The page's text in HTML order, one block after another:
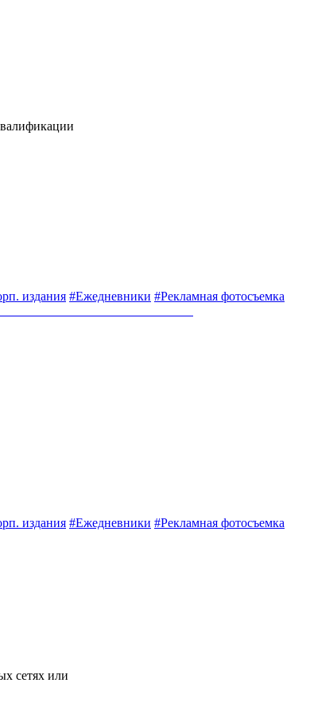
издания #Ежедневники #Рекламная фотосъемка
издания #Ежедневники #Рекламная фотосъемка
сетях или